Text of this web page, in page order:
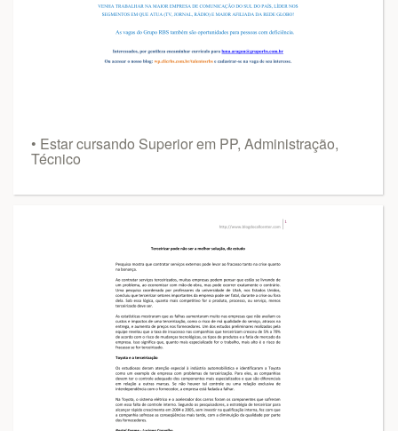
• Estar cursando Superior em PP, Administração,
Técnico